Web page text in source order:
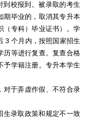
到校报到。被录取的考生
期毕业的，取消其专升本
（专科）毕业证书）。学
3 个月内，按照国家招生
历等进行复查。复查合格
予学籍注册。专升本学生
对于弄虚作假、不符合录
生录取政策和规定不一致